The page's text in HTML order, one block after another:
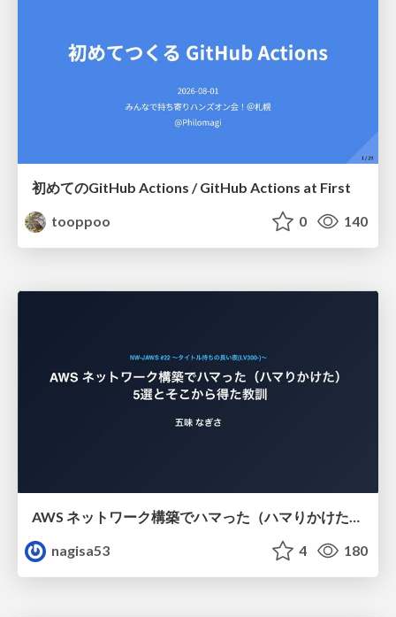
初めてのGitHub Actions / GitHub Actions at First
tooppoo
0 140
AWS ネットワーク構築でハマった（ハマりかけた） 5選とそこから得た教訓
nagisa53
4 180